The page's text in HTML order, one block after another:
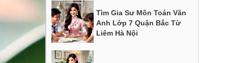
Tìm Gia Sư Môn Toán Văn
Anh Lớp 7 Quận Bắc Từ
Liêm Hà Nội